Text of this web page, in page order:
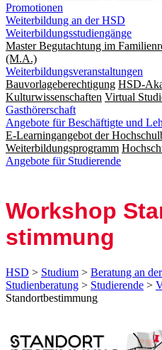
Promotionen
Weiterbildung an der HSD
Weiterbildungsstudiengänge
Master Begutachtung im
(M.A.)
Weiterbildungsveranstaltungen
Bauvorlageberechtigung HSD-
Kulturwissenschaften Virtual
Gasthörerschaft
Angebote für Beschäftigte und
E-Learningangebot der
Weiterbildungsprogramm
Angebote für Studierende
Work­shop
stimmung
HSD > Studium > Beratung an
Studienberatung > Studierende >
Standortbestimmung